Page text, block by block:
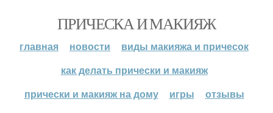
ПРИЧЕСКА И МАКИЯЖ
главная новости
виды макияжа и причесок
как делать прически и макияж
прически и макияж на дому
игры отзывы